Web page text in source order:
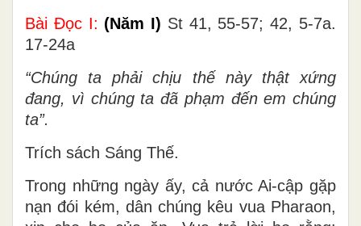
Bài Ðọc I: (Năm I) St 41, 55-57; 42, 5-7a.
17-24a
“Chúng ta phải chịu thế này thật xứng
đang, vì chúng ta đã phạm đến em chúng
ta”.
Trích sách Sáng Thế.
Trong những ngày ấy, cả nước Ai-cập gặp
nạn đói kém, dân chúng kêu vua Pharaon,